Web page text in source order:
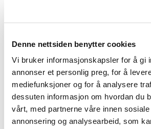
Denne nettsiden benytter cookies
Vi bruker informasjonskapsler for å gi
annonser et personlig preg, for å
mediefunksjoner og for å analysere
dessuten informasjon om hvordan du
vårt, med partnerne våre innen sosiale
annonsering og analysearbeid, som
Middag
Restepai
Fjærkre Potet Skalldyr